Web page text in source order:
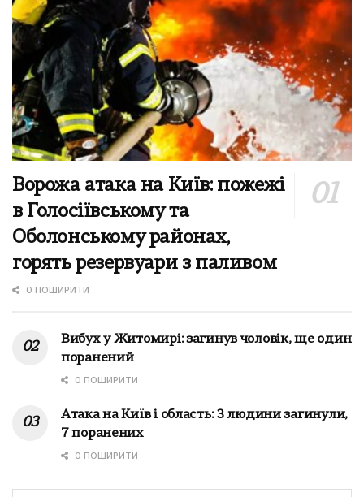
Ворожа атака на Київ: пожежі
в Голосіївському та
Оболонському районах,
горять резервуари з паливом
0 ПОШИРИТИ
Вибух у Житомирі: загинув чоловік, ще один
поранений
0 ПОШИРИТИ
Атака на Київ і область: 3 людини загинули,
7 поранених
0 ПОШИРИТИ